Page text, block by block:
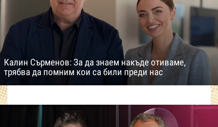
Калин Сърменов: За да знаем накъде отиваме,
трябва да помним кои са били преди нас